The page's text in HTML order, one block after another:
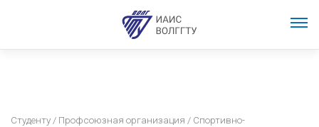
Студенту / Профсоюзная организация / Спортивно-